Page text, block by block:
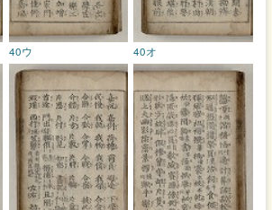
40オ
40ウ